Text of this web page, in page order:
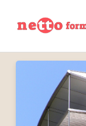
contenido